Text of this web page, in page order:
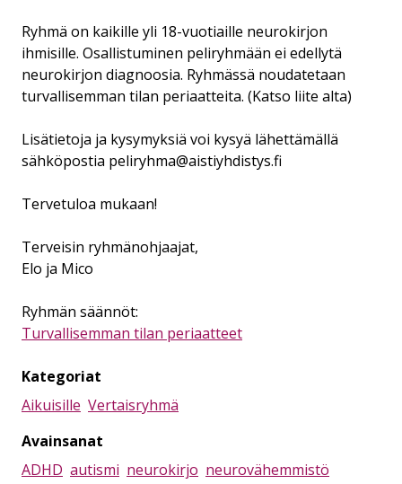
Ryhmä on kaikille yli 18-vuotiaille neurokirjon
ihmisille. Osallistuminen peliryhmään ei edellytä
neurokirjon diagnoosia. Ryhmässä noudatetaan
turvallisemman tilan periaatteita. (Katso liite alta)
Lisätietoja ja kysymyksiä voi kysyä lähettämällä
sähköpostia peliryhma@aistiyhdistys.fi
Tervetuloa mukaan!
Terveisin ryhmänohjaajat,
Elo ja Mico
Ryhmän säännöt:
Turvallisemman tilan periaatteet
Kategoriat
Aikuisille Vertaisryhmä
Avainsanat
ADHD autismi neurokirjo neurovähemmistö